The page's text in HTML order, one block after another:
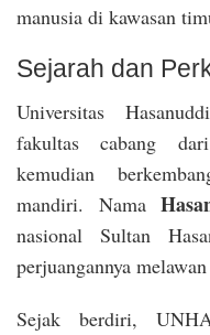
manusia di kawasan
Sejarah dan
Universitas
fakultas cabang
kemudian
mandiri. Nama
nasional Sultan
perjuangannya
Sejak berdiri,